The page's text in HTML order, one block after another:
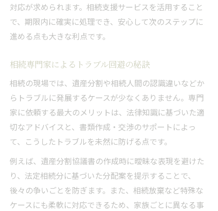
対応が求められます。相続支援サービスを活用すること
で、期限内に確実に処理でき、安心して次のステップに
進める点も大きな利点です。
相続専門家によるトラブル回避の秘訣
相続の現場では、遺産分割や相続人間の認識違いなどか
らトラブルに発展するケースが少なくありません。専門
家に依頼する最大のメリットは、法律知識に基づいた適
切なアドバイスと、書類作成・交渉のサポートによっ
て、こうしたトラブルを未然に防げる点です。
例えば、遺産分割協議書の作成時に曖昧な表現を避けた
り、法定相続分に基づいた分配案を提示することで、
後々の争いごとを防ぎます。また、相続放棄など特殊な
ケースにも柔軟に対応できるため、家族ごとに異なる事